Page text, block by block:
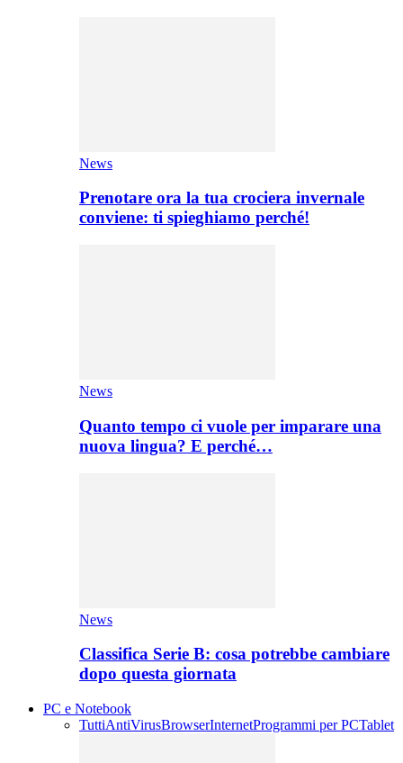
News
Prenotare ora la tua crociera invernale
conviene: ti spieghiamo perché!
News
Quanto tempo ci vuole per imparare una
nuova lingua? E perché…
News
Classifica Serie B: cosa potrebbe cambiare
dopo questa giornata
PC e Notebook
TuttiAntiVirusBrowserInternetProgrammi per PCTablet